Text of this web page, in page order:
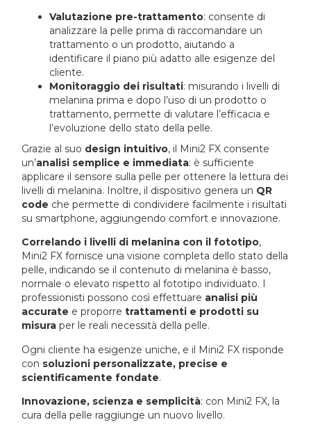
Valutazione pre-trattamento: consente di
analizzare la pelle prima di raccomandare un
trattamento o un prodotto, aiutando a
identificare il piano più adatto alle esigenze del
cliente.
Monitoraggio dei risultati: misurando i livelli di
melanina prima e dopo l’uso di un prodotto o
trattamento, permette di valutare l’efficacia e
l’evoluzione dello stato della pelle.
Grazie al suo design intuitivo, il Mini2 FX consente
un’analisi semplice e immediata: è sufficiente
applicare il sensore sulla pelle per ottenere la lettura dei
livelli di melanina. Inoltre, il dispositivo genera un QR
code che permette di condividere facilmente i risultati
su smartphone, aggiungendo comfort e innovazione.
Correlando i livelli di melanina con il fototipo,
Mini2 FX fornisce una visione completa dello stato della
pelle, indicando se il contenuto di melanina è basso,
normale o elevato rispetto al fototipo individuato. I
professionisti possono così effettuare analisi più
accurate e proporretrattamenti e prodotti su
misura per le reali necessità della pelle.
Ogni cliente ha esigenze uniche, e il Mini2 FX risponde
con soluzioni personalizzate, precise e
scientificamente fondate.
Innovazione, scienza e semplicità: con Mini2 FX, la
cura della pelle raggiunge un nuovo livello.